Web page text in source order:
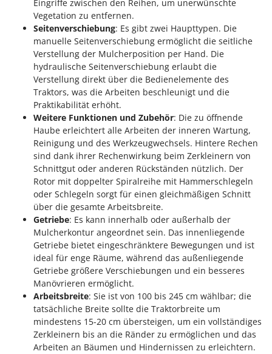
Eingriffe zwischen den Reihen, um unerwünschte
Vegetation zu entfernen.
Seitenverschiebung: Es gibt zwei Haupttypen. Die
manuelle Seitenverschiebung ermöglicht die seitliche
Verstellung der Mulcherposition per Hand. Die
hydraulische Seitenverschiebung erlaubt die
Verstellung direkt über die Bedienelemente des
Traktors, was die Arbeiten beschleunigt und die
Praktikabilität erhöht.
Weitere Funktionen und Zubehör: Die zu öffnende
Haube erleichtert alle Arbeiten der inneren Wartung,
Reinigung und des Werkzeugwechsels. Hintere Rechen
sind dank ihrer Rechenwirkung beim Zerkleinern von
Schnittgut oder anderen Rückständen nützlich. Der
Rotor mit doppelter Spiralreihe mit Hammerschlegeln
oder Schlegeln sorgt für einen gleichmäßigen Schnitt
über die gesamte Arbeitsbreite.
Getriebe: Es kann innerhalb oder außerhalb der
Mulcherkontur angeordnet sein. Das innenliegende
Getriebe bietet eingeschränktere Bewegungen und ist
ideal für enge Räume, während das außenliegende
Getriebe größere Verschiebungen und ein besseres
Manövrieren ermöglicht.
Arbeitsbreite: Sie ist von 100 bis 245 cm wählbar; die
tatsächliche Breite sollte die Traktorbreite um
mindestens 15-20 cm übersteigen, um ein vollständiges
Zerkleinern bis an die Ränder zu ermöglichen und das
Arbeiten an Bäumen und Hindernissen zu erleichtern.